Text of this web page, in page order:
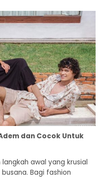
dan Cocok Untuk
awal yang krusial
Bagi fashion